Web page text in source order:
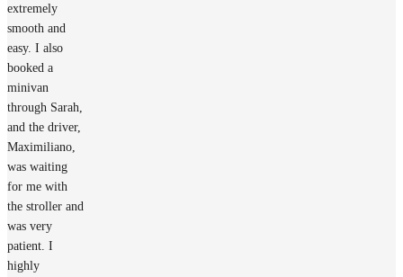
extremely
smooth and
easy. I also
booked a
minivan
through Sarah,
and the driver,
Maximiliano,
was waiting
for me with
the stroller and
was very
patient. I
highly